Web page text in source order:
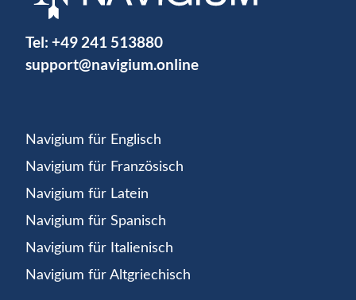
Tel: +49 241 513880
support@navigium.online
Navigium für Englisch
Navigium für Französisch
Navigium für Latein
Navigium für Spanisch
Navigium für Italienisch
Navigium für Altgriechisch